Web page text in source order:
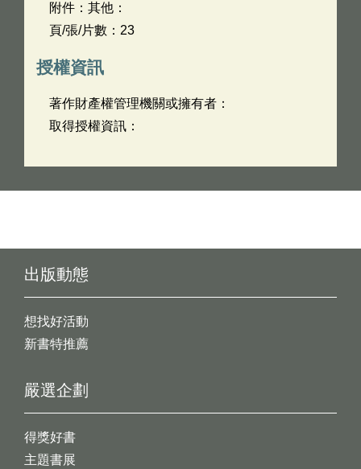
附件：其他：
頁/張/片數：23
授權資訊
著作財產權管理機關或擁有者：
取得授權資訊：
出版動態
想找好活動
新書特推薦
嚴選企劃
得獎好書
主題書展